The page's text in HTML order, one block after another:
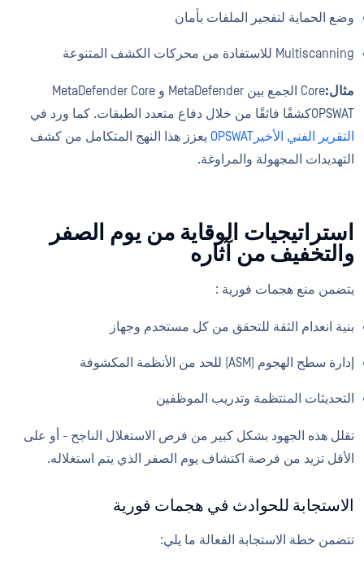
وضع الحماية لتفجير الملفات بأمان
Multiscanning للاستفادة من محركات الكشف المتنوعة
مثال:
Core الجمع بين MetaDefender و MetaDefender Core
OPSWATكشفًا فائقًا من خلال دفاع متعدد الطبقات. كما ورد في
التقرير الفني الأخيرOPSWAT
يعزز هذا النهج المتكامل من كشف
التهديدات المجهولة والمراوغة.
استراتيجيات الوقاية من يوم الصفر
والتخفيف من آثاره
يتضمن منع هجمات فورية :
بنية انعدام الثقة للتحقق من كل مستخدم وجهاز
إدارة سطح الهجوم (ASM) للحد من الأنظمة المكشوفة
التحديثات المنتظمة وتدريب الموظفين
تقلل هذه الجهود بشكل كبير من فرص الاستغلال الناجح - أو على
الأقل تزيد من فرصة اكتشاف يوم الصفر الذي يتم استغلاله.
الاستجابة للحوادث في هجمات فورية
تتضمن خطة الاستجابة الفعالة ما يلي: